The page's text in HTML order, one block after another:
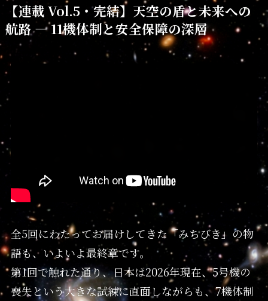
【連載 Vol.5・完結】天空の盾と未来への
航路 — 11機体制と安全保障の深層
全5回にわたってお届けしてきた「みちびき」の物
語も、いよいよ最終章です。
第1回で触れた通り、日本は2026年現在、5号機の
喪失という大きな試練に直面しながらも、7機体制